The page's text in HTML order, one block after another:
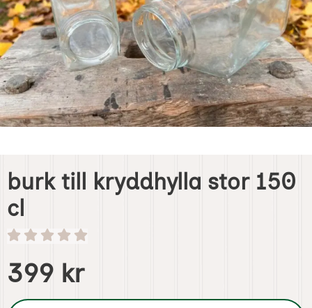
burk till kryddhylla stor 150
cl
Handla denna produkt burk till kryddhylla stor 150 cl
pris
399 kr